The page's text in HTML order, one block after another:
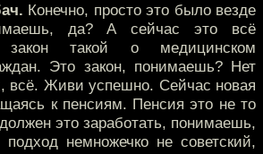
Конечно, просто это было везде
да? А сейчас это всё
закон такой о медицинском
Это закон, понимаешь? Нет
всё. Живи успешно. Сейчас новая
к пенсиям. Пенсия это не то
это заработать, понимаешь,
немножечко не советский,